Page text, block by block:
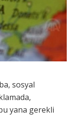
sosyal
bu yana gerekli